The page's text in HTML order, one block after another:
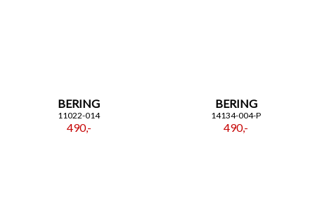
BERING
11022-014
490,-
BERING
14134-004-P
490,-